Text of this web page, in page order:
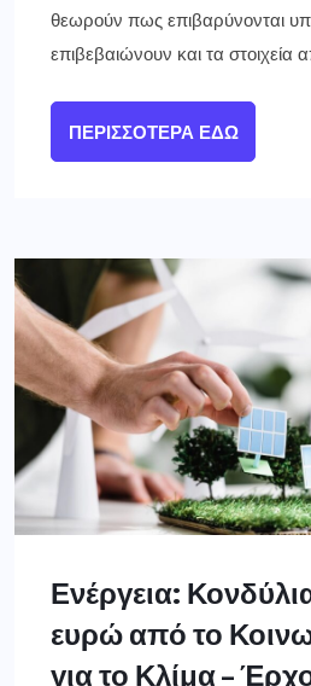
θεωρούν πως επιβαρύνονται
επιβεβαιώνουν και τα στοιχεία
ΠΕΡΙΣΣΌΤΕΡΑ ΕΔΏ
Ενέργεια:
ευρώ από το
για το Κλίμα –